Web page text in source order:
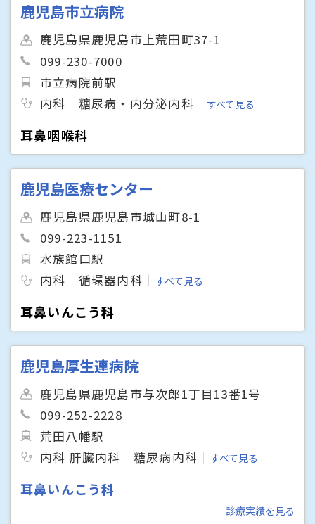
鹿児島市立病院
鹿児島県鹿児島市上荒田町37-1
099-230-7000
市立病院前駅
内科
糖尿病・内分泌内科 すべて見る
耳鼻咽喉科
鹿児島医療センター
鹿児島県鹿児島市城山町8-1
099-223-1151
水族館口駅
内科
循環器内科 すべて見る
耳鼻いんこう科
鹿児島厚生連病院
鹿児島県鹿児島市与次郎1丁目13番1号
099-252-2228
荒田八幡駅
内科 肝臓内科
糖尿病内科 すべて見る
耳鼻いんこう科
診療実績を見る